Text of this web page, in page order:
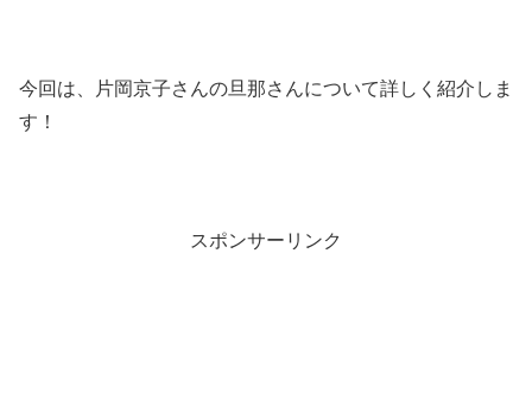
今回は、片岡京子さんの旦那さんについて詳しく紹介しま
す！
スポンサーリンク